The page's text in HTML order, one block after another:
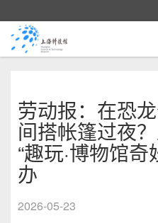
劳动报：在恐
间搭帐篷过夜
“趣玩·博物馆
办
2026-05-23